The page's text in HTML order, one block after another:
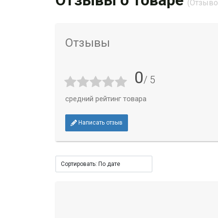
Отзывы
0/ 5
средний рейтинг товара
Написать отзыв